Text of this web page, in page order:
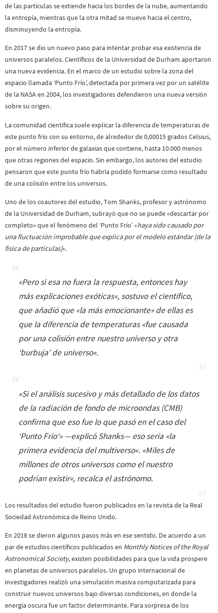
de las partículas se extiende hacia los bordes de la nube, aumentando
la entropía, mientras que la otra mitad se mueve hacia el centro,
disminuyendo la entropía.
En 2017 se dio un nuevo paso para intentar probar esa existencia de
universos paralelos. Científicos de la Universidad de Durham aportaron
una nueva evidencia. En el marco de un estudio sobre la zona del
espacio llamada ‘Punto Frío’, detectada por primera vez por un satélite
de la NASA en 2004, los investigadores defendieron una nueva versión
sobre su origen.
La comunidad científica suele explicar la diferencia de temperaturas de
este punto frío con su entorno, de alrededor de 0,00015 grados Celsius,
por el número inferior de galaxias que contiene, hasta 10.000 menos
que otras regiones del espacio. Sin embargo, los autores del estudio
pensaron que este punto frío habría podido formarse como resultado
de una colisión entre los universos.
Uno de los coautores del estudio, Tom Shanks, profesor y astrónomo
de la Universidad de Durham, subrayó que no se puede «descartar por
completo» que el fenómeno del ‘Punto Frío’ «haya sido causado por
una fluctuación improbable que explica por el modelo estándar [de la
física de partículas]«.
«Pero si esa no fuera la respuesta, entonces hay
más explicaciones exóticas«, sostuvo el científico,
que añadió que «la más emocionante» de ellas es
que la diferencia de temperaturas «fue causada
por una colisión entre nuestro universo y otra
‘burbuja’ de universo«.
«Si el análisis sucesivo y más detallado de los datos
de la radiación de fondo de microondas (CMB)
confirma que eso fue lo que pasó en el caso del
‘Punto Frío‘» —explicó Shanks— eso sería «la
primera evidencia del multiverso«. «Miles de
millones de otros universos como el nuestro
podrían existir«, recalca el astrónomo.
Los resultados del estudio fueron publicados en la revista de la Real
Sociedad Astronómica de Reino Unido.
En 2018 se dieron algunos pasos más en ese sentido. De acuerdo a un
par de estudios científicos publicados en Monthly Notices of the Royal
Astronomical Society, existen posibilidades para que la vida prospere
en planetas de universos paralelos. Un grupo internacional de
investigadores realizó una simulación masiva computarizada para
construir nuevos universos bajo diversas condiciones, en donde la
energía oscura fue un factor determinante. Para sorpresa de los